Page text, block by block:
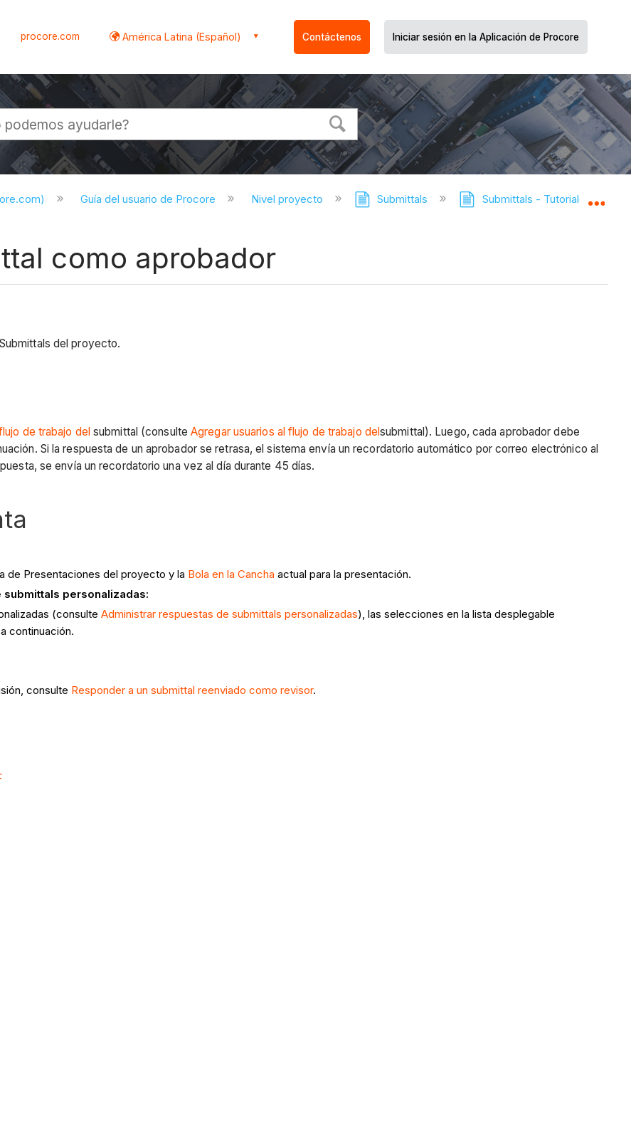
procore.com América Latina (Español) Contáctenos Iniciar sesión en la Aplicación de Procore
Guía del usuario de Procore Nivel proyecto Submittals Submittals - Tutoriales
como aprobador
del proyecto.
de trabajo del submittal (consulteAgregar usuarios al flujo de trabajo delsubmittal). Luego, cada aprobador debe
Si la respuesta de un aprobador se retrasa, el sistema envía un recordatorio automático por correo electrónico al
se envía un recordatorio una vez al día durante 45 días.
de Presentaciones del proyecto y la Bola en la Cancha actual para la presentación.
submittals personalizadas:
(consulte Administrar respuestas de submittals personalizadas), las selecciones en la lista desplegable
continuación.
consulte Responder a un submittal reenviado como revisor.